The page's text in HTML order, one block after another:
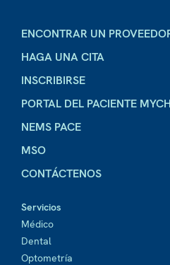
ENCONTRAR UN
HAGA UNA CITA
INSCRIBIRSE
PORTAL DEL PACIENTE
NEMS PACE
MSO
CONTÁCTENOS
Servicios
Médico
Dental
Optometría